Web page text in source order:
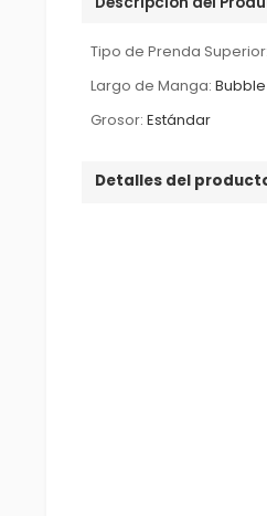
Tipo de Prenda Superior:
Largo de Manga:
Grosor: Estándar
Detalles del